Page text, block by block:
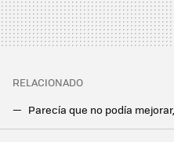
RELACIONADO